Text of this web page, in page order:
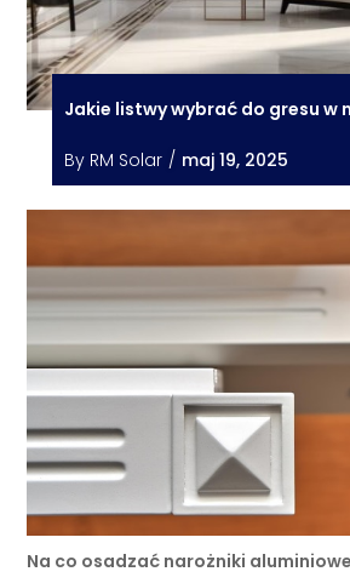
Jakie listwy wybrać do gresu w
By RM Solar / maj 19, 2025
Na co osadzać narożniki